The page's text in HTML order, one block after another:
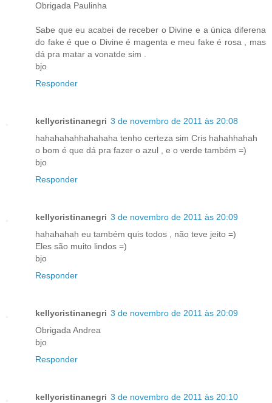
Obrigada Paulinha
Sabe que eu acabei de receber o Divine e a única diferena
do fake é que o Divine é magenta e meu fake é rosa , mas
dá pra matar a vonatde sim .
bjo
Responder
kellycristinanegri 3 de novembro de 2011 às 20:08
hahahahahhahahaha tenho certeza sim Cris hahahhahah
o bom é que dá pra fazer o azul , e o verde também =)
bjo
Responder
kellycristinanegri 3 de novembro de 2011 às 20:09
hahahahah eu também quis todos , não teve jeito =)
Eles são muito lindos =)
bjo
Responder
kellycristinanegri 3 de novembro de 2011 às 20:09
Obrigada Andrea
bjo
Responder
kellycristinanegri 3 de novembro de 2011 às 20:10